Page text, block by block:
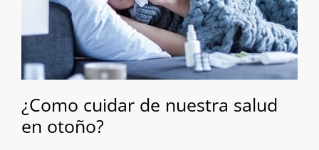
¿Como cuidar de nuestra salud
en otoño?